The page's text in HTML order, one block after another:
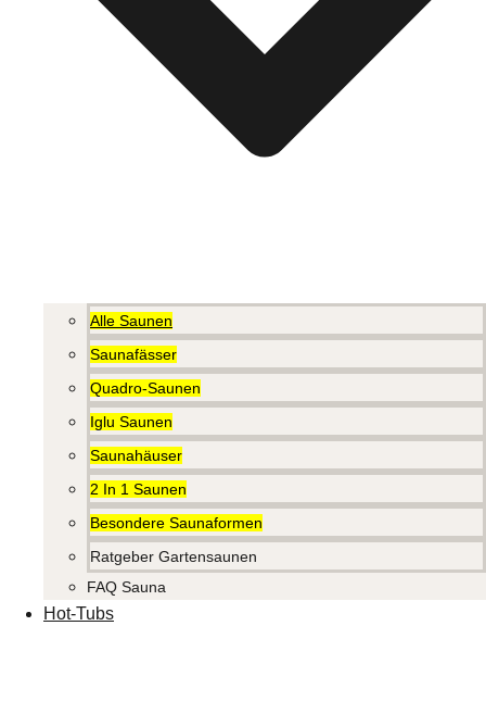
Alle Saunen
Saunafässer
Quadro-Saunen
Iglu Saunen
Saunahäuser
2 In 1 Saunen
Besondere Saunaformen
Ratgeber Gartensaunen
FAQ Sauna
Hot-Tubs